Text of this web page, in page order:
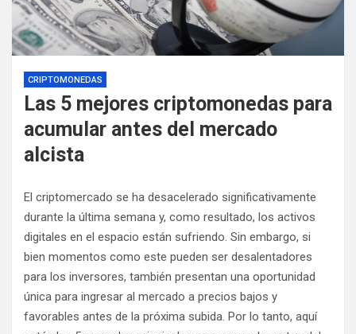
CRIPTOMONEDAS
Las 5 mejores criptomonedas para
acumular antes del mercado
alcista
El criptomercado se ha desacelerado significativamente
durante la última semana y, como resultado, los activos
digitales en el espacio están sufriendo. Sin embargo, si
bien momentos como este pueden ser desalentadores
para los inversores, también presentan una oportunidad
única para ingresar al mercado a precios bajos y
favorables antes de la próxima subida. Por lo tanto, aquí